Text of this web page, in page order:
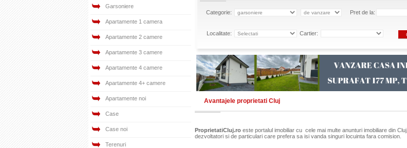
Garsoniere
Apartamente 1 camera
Apartamente 2 camere
Apartamente 3 camere
Apartamente 4 camere
Apartamente 4+ camere
Apartamente noi
Case
Case noi
Terenuri
Categorie: Pret de la:
Localitate: Cartier:
Avantajele proprietati Cluj
ProprietatiCluj.ro este portalul imobiliar cu cele mai multe anunturi imobiliare din Cluj
dezvoltatori si de particulari care prefera sa isi vanda singuri locuinta fara comision.